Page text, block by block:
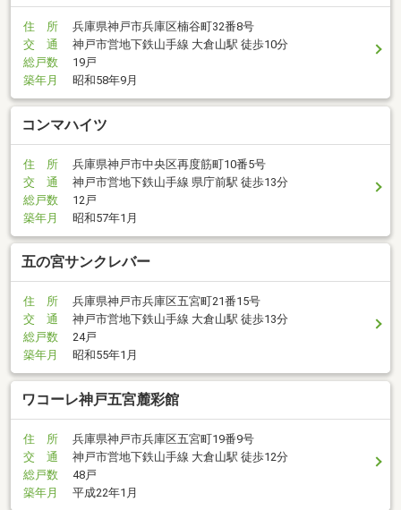
住 所
兵庫県神戸市兵庫区楠谷町32番8号
交 通
神戸市営地下鉄山手線 大倉山駅 徒歩10分
総戸数
19戸
築年月
昭和58年9月
コンマハイツ
住 所
兵庫県神戸市中央区再度筋町10番5号
交 通
神戸市営地下鉄山手線 県庁前駅 徒歩13分
総戸数
12戸
築年月
昭和57年1月
五の宮サンクレバー
住 所
兵庫県神戸市兵庫区五宮町21番15号
交 通
神戸市営地下鉄山手線 大倉山駅 徒歩13分
総戸数
24戸
築年月
昭和55年1月
ワコーレ神戸五宮麓彩館
住 所
兵庫県神戸市兵庫区五宮町19番9号
交 通
神戸市営地下鉄山手線 大倉山駅 徒歩12分
総戸数
48戸
築年月
平成22年1月